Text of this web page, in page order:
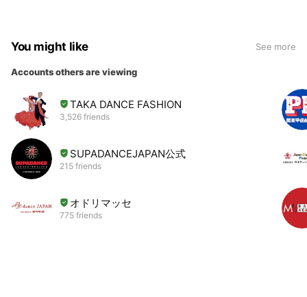
You might like See more
Accounts others are viewing
TAKA DANCE FASHION
3,526 friends
SUPADANCEJAPAN公式
215 friends
オドリマッセ
775 friends